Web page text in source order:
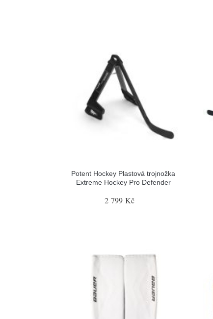
Potent Hockey Plastová trojnožka
Extreme Hockey Pro Defender
2 799 Kč